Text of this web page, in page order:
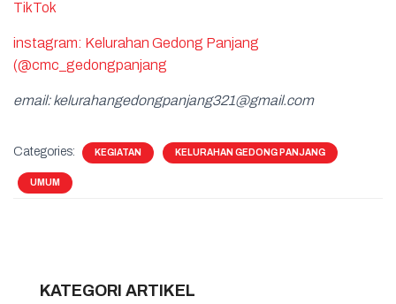
TikTok
instagram: Kelurahan Gedong Panjang
(@cmc_gedongpanjang
email: kelurahangedongpanjang321@gmail.com
Categories: KEGIATAN KELURAHAN GEDONG PANJANG
UMUM
KATEGORI ARTIKEL